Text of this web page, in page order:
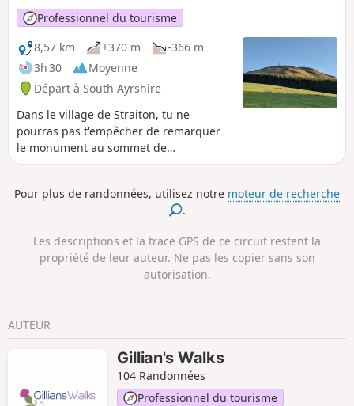
Professionnel du tourisme
8,57 km
+370 m
-366 m
3h 30
Moyenne
Départ à South Ayrshire
Dans le village de Straiton, tu ne
pourras pas t'empêcher de remarquer
le monument au sommet de
Craigengower (331 m). Cette boucle te
sommet, avant une descente plus douce
vers la Water of Girvan, pour revenir au
le long de la rivière et dans les bois.
Pour plus de randonnées, utilisez notre moteur de recherche
.
Les descriptions et la trace GPS de ce circuit restent la
propriété de leur auteur. Ne pas les copier sans son
autorisation.
AUTEUR
Gillian's Walks
104 Randonnées
Professionnel du tourisme